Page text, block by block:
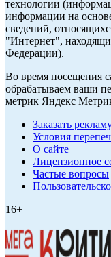
технологии
информации на
сведений,
"Интернет",
Федерации).
Во время посещения
обрабатываем ваши
метрик Яндекс
Заказать
Условия
О сайте
Лицензионное
Частые вопросы
16+